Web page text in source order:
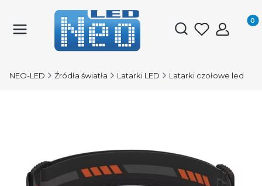
Otwórz
NEO-LED Źródła światła Latarki LED Latarki czołowe led